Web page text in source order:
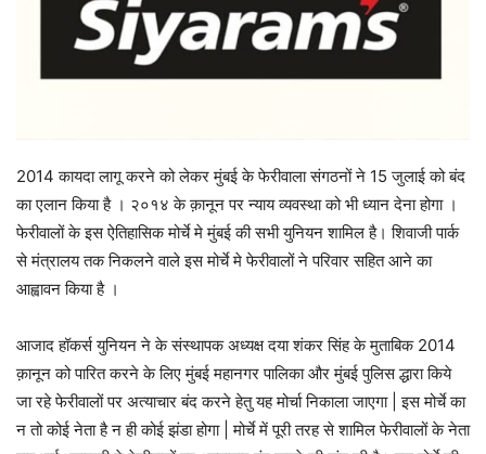
2014 कायदा लागू करने को लेकर मुंबई के फेरीवाला संगठनों ने 15 जुलाई को बंद
का एलान किया है । २०१४ के क़ानून पर न्याय व्यवस्था को भी ध्यान देना होगा ।
फेरीवालों के इस ऐतिहासिक मोर्चे मे मुंबई की सभी युनियन शामिल है। शिवाजी पार्क
से मंत्रालय तक निकलने वाले इस मोर्चे मे फेरीवालों ने परिवार सहित आने का
आह्वावन किया है ।
आजाद हॉकर्स युनियन ने के संस्थापक अध्यक्ष दया शंकर सिंह के मुताबिक 2014
क़ानून को पारित करने के लिए मुंबई महानगर पालिका और मुंबई पुलिस द्धारा किये
जा रहे फेरीवालों पर अत्याचार बंद करने हेतु यह मोर्चा निकाला जाएगा | इस मोर्चे का
न तो कोई नेता है न ही कोई झंडा होगा | मोर्चे में पूरी तरह से शामिल फेरीवालों के नेता